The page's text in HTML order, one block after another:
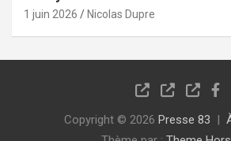
1 juin 2026 Nicolas Dupre
Copyright © 2026 Presse 83